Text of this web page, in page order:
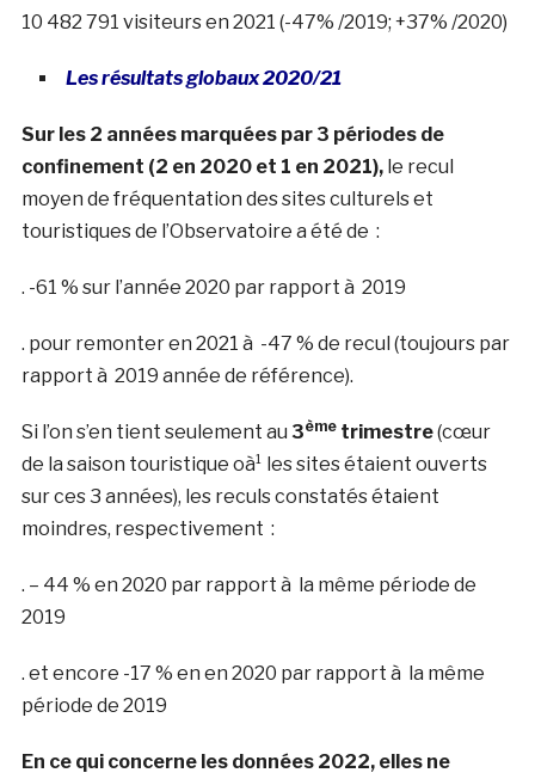
10 482 791 visiteurs en 2021 (-47% /2019; +37% /2020)
Les résultats globaux 2020/21
Sur les 2 années marquées par 3 périodes de
confinement (2 en 2020 et 1 en 2021),le recul
moyen de fréquentation des sites culturels et
touristiques de l’Observatoire a été de :
. -61 % sur l’année 2020 par rapport à 2019
. pour remonter en 2021 à -47 % de recul (toujours par
rapport à 2019 année de référence).
Si l’on s’en tient seulement au 3èmetrimestre(cœur
de la saison touristique oà¹ les sites étaient ouverts
sur ces 3 années), les reculs constatés étaient
moindres, respectivement :
. – 44 % en 2020 par rapport à la même période de
2019
. et encore -17 % en en 2020 par rapport à la même
période de 2019
En ce qui concerne les données 2022, elles ne